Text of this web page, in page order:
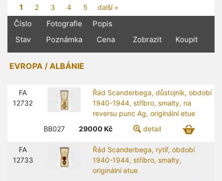
1 2 3 4 5 další »
Číslo Fotografie
Popis
Stav
Poznámka Cena Zobrazit Koupit
EVROPA / ALBÁNIE
FA
12732
Řád Scanderbega, důstojník, období
1940-1944, stříbro, smalty, na
reversu punc Ag, originální etue
BB027
29000 Kč detail
FA
12733
Řád Scanderbega, rytíř, období
1940-1944, stříbro, smalty,
originální etue